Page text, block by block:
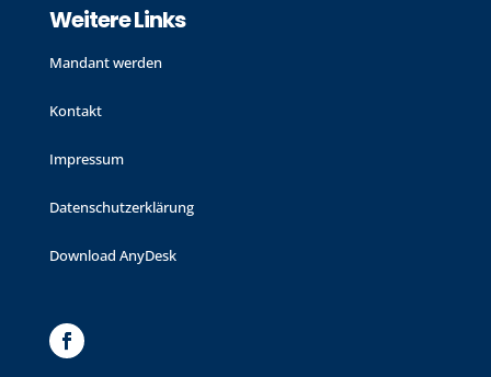
Weitere Links
Mandant werden
Kontakt
Impressum
Datenschutzerklärung
Download AnyDesk